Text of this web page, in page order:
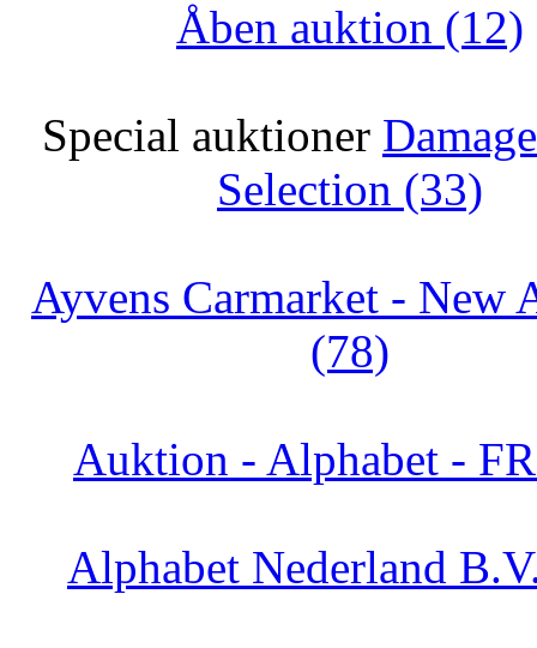
Åben auktion (12)
Special auktioner
Selection (33)
Ayvens Carmarket - New
(78)
Auktion - Alphabet -
Alphabet Nederland